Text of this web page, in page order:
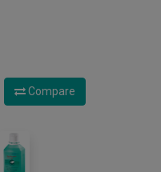
Compare